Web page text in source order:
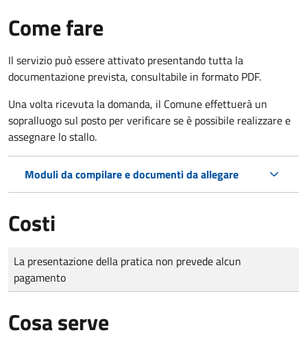
Come fare
Il servizio può essere attivato presentando tutta la
documentazione prevista, consultabile in formato PDF.
Una volta ricevuta la domanda, il Comune effettuerà un
sopralluogo sul posto per verificare se è possibile realizzare e
assegnare lo stallo.
Moduli da compilare e documenti da allegare
Costi
Tipo di pagamento
Importo
La presentazione della pratica non prevede alcun
pagamento
Cosa serve